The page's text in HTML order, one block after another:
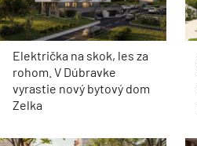
Električka na skok, les za
rohom. V Dúbravke
vyrastie nový bytový dom
Zelka